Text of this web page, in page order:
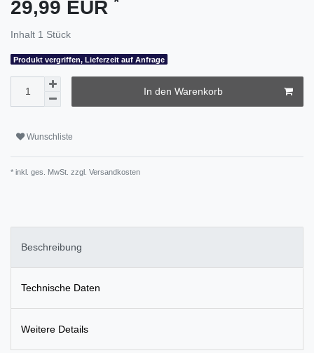
29,99 EUR
Inhalt 1 Stück
Produkt vergriffen, Lieferzeit auf Anfrage
In den Warenkorb
Wunschliste
* inkl. ges. MwSt. zzgl. Versandkosten
Beschreibung
Technische Daten
Weitere Details